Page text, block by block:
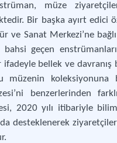
müze
Bir başka ayırt edici
ve Sanat Merkezi’ne
geçen
ifadeyle bellek ve davranış
koleksiyonuna
benzerlerinden farklı
2020 yılı itibariyle
desteklenerek